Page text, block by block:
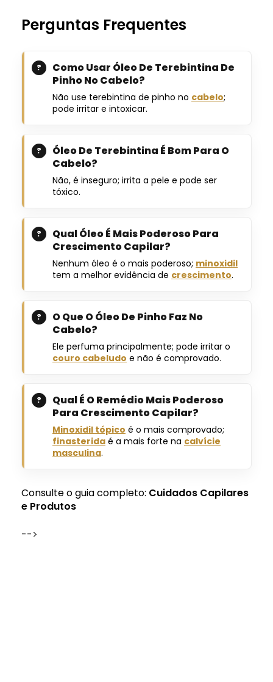
Perguntas Frequentes
Como Usar Óleo De Terebintina De
Pinho No Cabelo?
Não use terebintina de pinho no cabelo;
pode irritar e intoxicar.
Óleo De Terebintina É Bom Para O
Cabelo?
Não, é inseguro; irrita a pele e pode ser
tóxico.
Qual Óleo É Mais Poderoso Para
Crescimento Capilar?
Nenhum óleo é o mais poderoso; minoxidil
tem a melhor evidência de crescimento.
O Que O Óleo De Pinho Faz No
Cabelo?
Ele perfuma principalmente; pode irritar o
couro cabeludo e não é comprovado.
Qual É O Remédio Mais Poderoso
Para Crescimento Capilar?
Minoxidil tópico é o mais comprovado;
finasterida é a mais forte na calvície
masculina.
Consulte o guia completo: Cuidados Capilares
e Produtos
-->